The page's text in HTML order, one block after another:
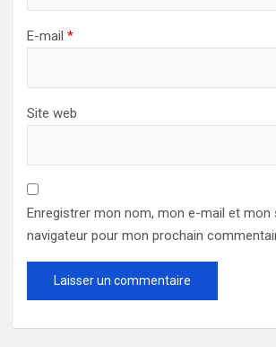
E-mail *
Site web
Enregistrer mon nom, mon e-mail et mon
navigateur pour mon prochain